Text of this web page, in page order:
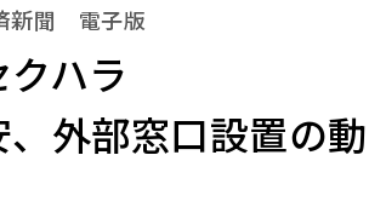
新聞 電子版
ハラ
外部窓口設置の